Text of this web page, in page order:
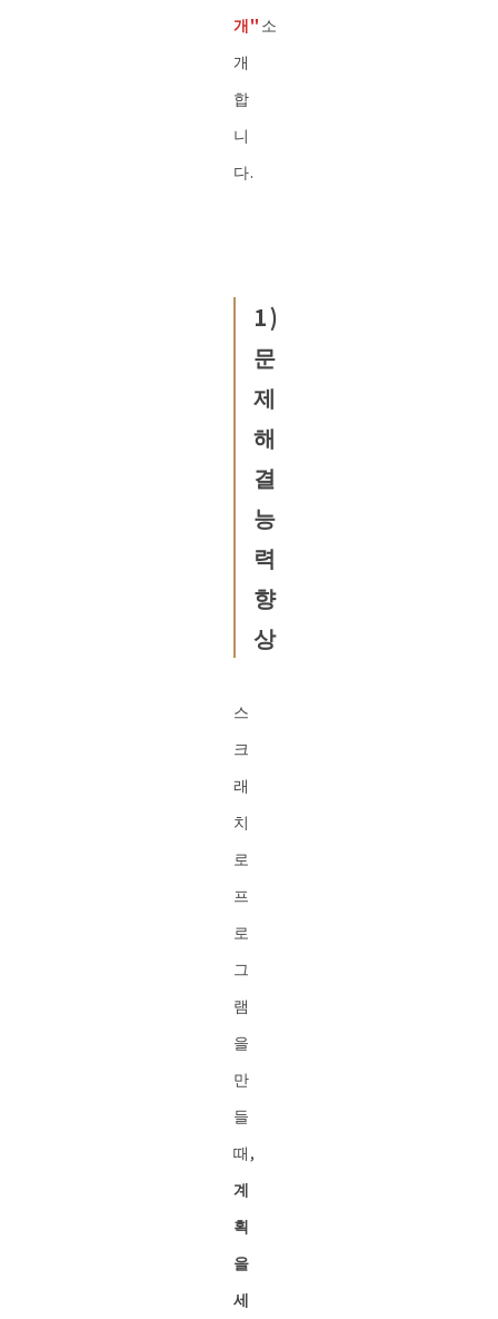
개" 소
개
합
니
다.
1)
문
제
해
결
능
력
향
상
스
크
래
치
로
프
로
그
램
을
만
들
때,
계
획
을
세